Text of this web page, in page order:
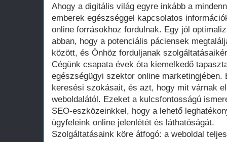
Ahogy a digitális világ egyre inkább a
emberek egészséggel kapcsolatos
online forrásokhoz fordulnak. Egy jól
abban, hogy a potenciális páciensek
között, és Önhöz forduljanak
Cégünk csapata évek óta kiemelkedő
egészségügyi szektor online
keresési szokásait, és azt, hogy mit várnak
weboldalától. Ezeket a kulcsfontosságú
SEO-eszközeinkkel, hogy a lehető
ügyfeleink online jelenlétét és láthatóságát.
Szolgáltatásaink köre átfogó: a weboldal